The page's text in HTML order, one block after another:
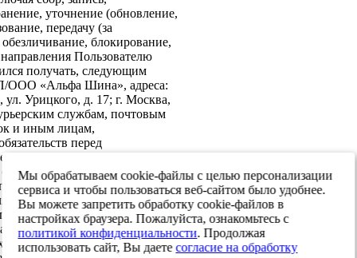
уточнение (обновление,
передачу (за
блокирование,
Пользователю
получать, следующим
ООО «Альфа Шина», адреса:
Урицкого, д. 17; г. Москва,
службам, почтовым
и иным лицам,
перед
на передачу в
информационной
данных третьим
реализации целей,
Настоящее согласие
и до достижения целей
Я оставляю за собой право
Мы обрабатываем cookie-файлы с целью персонализации
сервиса и чтобы пользоваться веб-сайтом было удобнее.
Вы можете запретить обработку cookie-файлов в
настройках браузера. Пожалуйста, ознакомьтесь с
политикой конфиденциальности. Продолжая
использовать сайт, Вы даетесогласие на обработку